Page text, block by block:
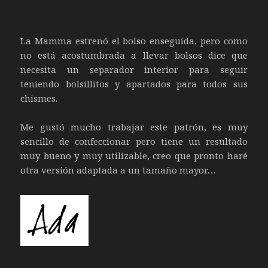
La Mamma estrenó el bolso enseguida, pero como
no está acostumbrada a llevar bolsos dice que
necesita un separador interior para seguir
teniendo bolsillitos y apartados para todos sus
chismes.
Me gustó mucho trabajar este patrón, es muy
sencillo de confeccionar pero tiene un resultado
muy bueno y muy utilizable, creo que pronto haré
otra versión adaptada a un tamaño mayor…